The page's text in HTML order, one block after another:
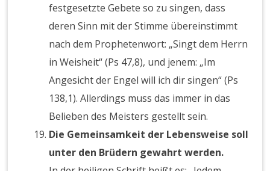
festgesetzte Gebete so zu singen, dass
deren Sinn mit der Stimme übereinstimmt
nach dem Prophetenwort: „Singt dem Herrn
in Weisheit“ (Ps 47,8), und jenem: „Im
Angesicht der Engel will ich dir singen“ (Ps
138,1). Allerdings muss das immer in das
Belieben des Meisters gestellt sein.
Die Gemeinsamkeit der Lebensweise soll
unter den Brüdern gewahrt werden.